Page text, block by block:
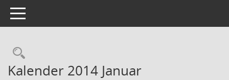
Toggle navigation
Rechercheauswahl
Kalender 2014 Januar